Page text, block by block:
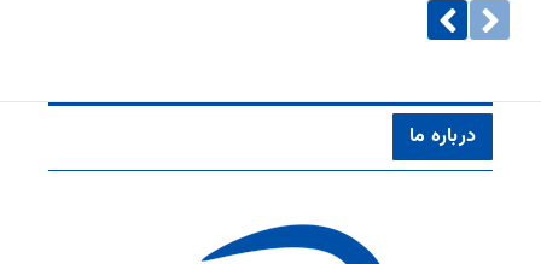
درباره ما